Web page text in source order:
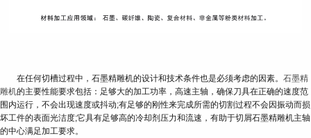
在任何切槽过程中，石墨精雕机的设计和技术条件也是必须考虑的因素。 石墨精
雕机的主要性能要求包括：足够大的加工功率，高速主轴，确保刀具在正确的速度范
围内运行，不会出现速度或抖动;有足够的刚性来完成所需的切割过程不会因振动而损
坏工件的表面光洁度;它具有足够高的冷却剂压力和流速，有助于切屑石墨精雕机主轴
的中心满足加工要求。